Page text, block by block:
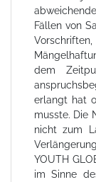
Fällen von
dem
erlangt hat
musste. Die
nicht zum
YOUTH
im Sinne